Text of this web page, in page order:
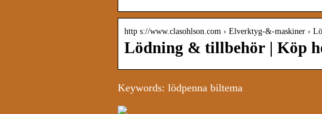
http s://www.clasohlson.com › Elverktyg-&-maskiner ›
Lödning & tillbehör | Köp
Keywords: lödpenna biltema